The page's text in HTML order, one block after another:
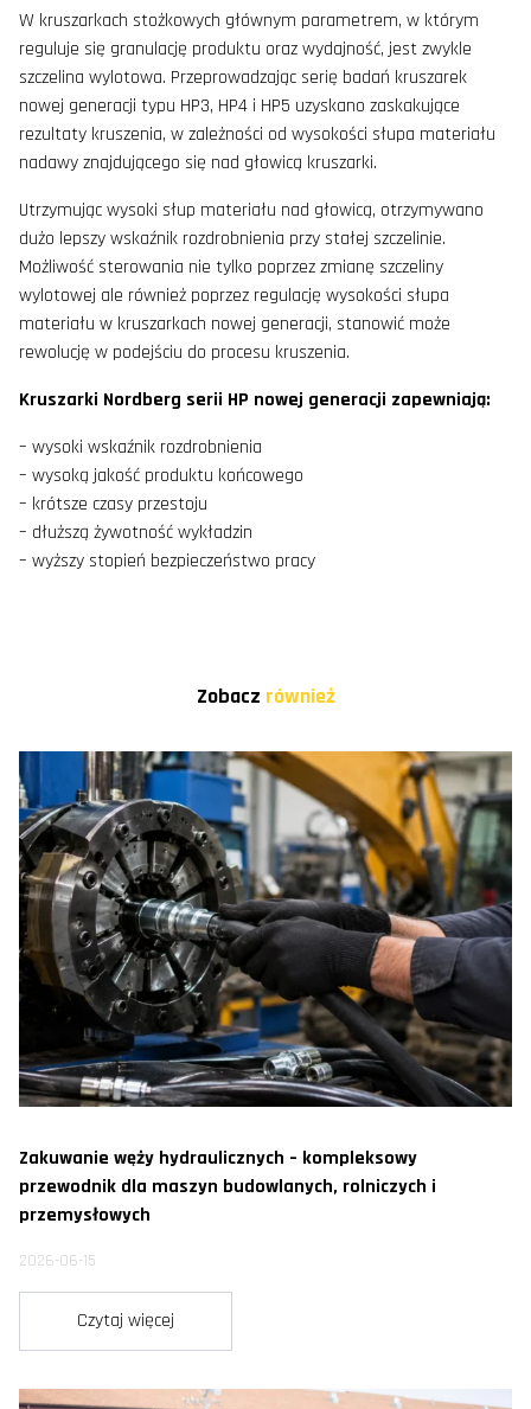
W kruszarkach stożkowych głównym parametrem, w którym
reguluje się granulację produktu oraz wydajność, jest zwykle
szczelina wylotowa. Przeprowadzając serię badań kruszarek
nowej generacji typu HP3, HP4 i HP5 uzyskano zaskakujące
rezultaty kruszenia, w zależności od wysokości słupa materiału
nadawy znajdującego się nad głowicą kruszarki.
Utrzymując wysoki słup materiału nad głowicą, otrzymywano
dużo lepszy wskaźnik rozdrobnienia przy stałej szczelinie.
Możliwość sterowania nie tylko poprzez zmianę szczeliny
wylotowej ale również poprzez regulację wysokości słupa
materiału w kruszarkach nowej generacji, stanowić może
rewolucję w podejściu do procesu kruszenia.
Kruszarki Nordberg serii HP nowej generacji zapewniają:
– wysoki wskaźnik rozdrobnienia
– wysoką jakość produktu końcowego
– krótsze czasy przestoju
– dłuższą żywotność wykładzin
– wyższy stopień bezpieczeństwo pracy
Zobacz również
Zakuwanie węży hydraulicznych – kompleksowy
przewodnik dla maszyn budowlanych, rolniczych i
przemysłowych
2026-06-15
Czytaj więcej